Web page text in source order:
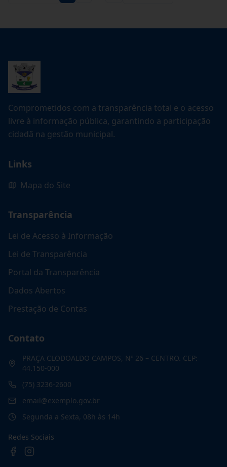
Comprometidos com a transparência total e o acesso
livre à informação pública, garantindo a participação
cidadã na gestão municipal.
Links
Mapa do Site
Transparência
Lei de Acesso à Informação
Lei de Transparência
Portal da Transparência
Dados Abertos
Prestação de Contas
Contato
PRAÇA CLODOALDO CAMPOS, Nº 26 – CENTRO. CEP:
44.150-000
(75) 3236-2600
email@exemplo.gov.br
Segunda a Sexta, 08h às 14h
Redes Sociais